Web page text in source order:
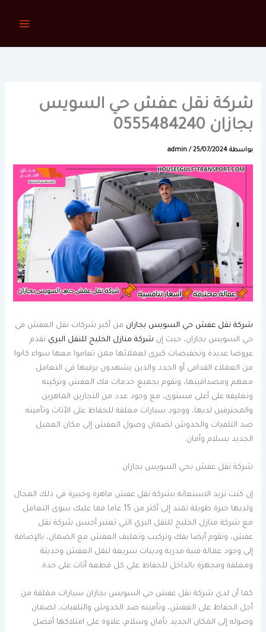
شركة نقل عفش حي السويس
بجازان 0555484240
بواسطة admin/ 25/07/2024
شركة نقل عفش حي السويس بجازان من أكبر شركات نقل العفش في
حي السويس بجازان، حيث إن شركة منازل الخليج للنقل البري تقدم
عروضا عديدة وتخفيضات كبرى لعملائها ممن تعاموا معها سواء كانوا
من العملاء القدامى أو الجدد والذين يشهدون برقيها في التعامل
معهم ومصداقيتها، وتقوم بجميع خدمات فك العفش وتركيبه
وتغليفه على أعلى مستوى، مع وجود عدد من النجارين الماهرين
والمحترفين لديها، ووجود سيارات مغلقة للحفاظ على الأثاث وتأمينه
ضد التلفيات والخدوش لضمان وصول العفش إلى مكان العميل
الجديد بسلام وأمان.
شركة نقل عفش بحي السويس بجازان
إن كنت تريد الاستعانة بشركة نقل عفش ماهرة وخبيرة في ذلك المجال
ولديها خبرة طويلة تمتد إلى أكثر من 15 عاما فما عليك سوى التعامل
مع شركة منازل الخليج للنقل البري التي تعتبر أحسن شركة نقل
عفش، وتقوم أيضا بفك وتركيب وتغليف العفش مع الضمان، بالإضافة
إلى وجود عمالة فنية مدربة ودينات سريعة لنقل العفش وحديثة
ومغلقة ومجهزة بالداخل للحفاظ علي كل قطعة أثاث على حدة.
كما أن لدى شركة نقل عفش حي السويس بجازان سيارات مغلقة من
أجل الحفاظ على العفش، وتأمينه ضد الخدوش والتلفيات، لضمان
وصوله إلى المكان الجديد بأمان وسلام، علاوة على امتلاكها أفضل